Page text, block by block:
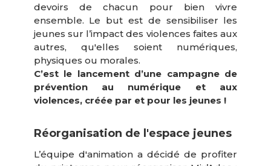
devoirs de chacun pour bien vivre
ensemble. Le but est de sensibiliser les
jeunes sur l’impact des violences faites aux
autres, qu'elles soient numériques,
physiques ou morales.
C’est le lancement d’une campagne de
prévention au numérique et aux
violences, créée par et pour les jeunes !
Réorganisation de l'espace jeunes
L’équipe d'animation a décidé de profiter